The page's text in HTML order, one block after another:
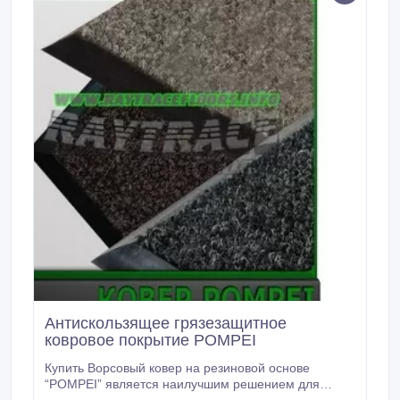
Антискользящее грязезащитное
ковровое покрытие POMPEI
Купить Ворсовый ковер на резиновой основе
“POMPEI” является наилучшим решением для